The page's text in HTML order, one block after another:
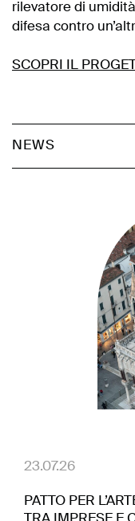
rilevatore di
difesa contro
SCOPRI IL
NEWS
23.07.26
PATTO PER